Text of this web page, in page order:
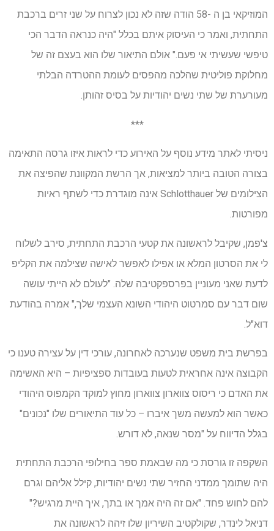
המוזיקאי בן ה -58 הודה שזה לא נכון לצרוח על שני זרים ברכבת
התחתית, ואמר כי העיסוק איתם בכלל "היה כנראה הדבר הכי
טיפשי שעשיתי אי פעם." אולם התיאור שלו הוא בעצם זה של
מחלוקת פוליטית שהלכה מהפסים לעומת ההטרדה הבלתי
מעורערת של שתי נשים יהודיות על בסיס זהותן.
***
ניסיתי לאתר מידע נוסף על האירוע כדי לראות איזו גרסה התאימה
בצורה הטובה ביותר למציאות, אך הרשת המקוונת שהפיצה את
הצילומים של Schlotthauer אינה מוגדרת כדי לשתף ראיות
מפורטות.
צ'פמן, שקיבל לראשונה את קטעי הרכבת התחתית, סירב לשלוח
לי את הסרטון המלא או אפילו לאפשר לאישה שצילמה את הקליפ
לדעת שאני מעוניין בפרספקטיבה שלה. "לעולם לא הייתי עושה
שום דבר עם סמרטוט היהודי השונא העצמי שלך," אמרה בהודעת
דוא"ל.
בפרשת בית משפט שנערכה לאחרונה, עורכי דין על עצירה טענו כי
הקבוצה אינה אחראית לטעות בעובדות ספציפיות – היא האשימה
את האדם כי ריסוס צווארון צווארון מחוץ למוקד הקמפוס היהודי
כאשר הוא למעשה משך איברו – כל עוד התיאורים שלו "נכונים"
בגלל הדיווח על "מסר שנאה, לא דורש.
השקפה זו גורסת כי מה שבאמת ספר בחילופי הרכבת התחתית
היה שתומך ממדני החזיר שתי נשים יהודיות, קילל אליהם וגרם
להם לחוש פחד. "אם זה היה אמך או בתך, איך היית מרגיש?"
דניאל לינדר, שקולקטיב השיריון שלו זיהה לראשונה את